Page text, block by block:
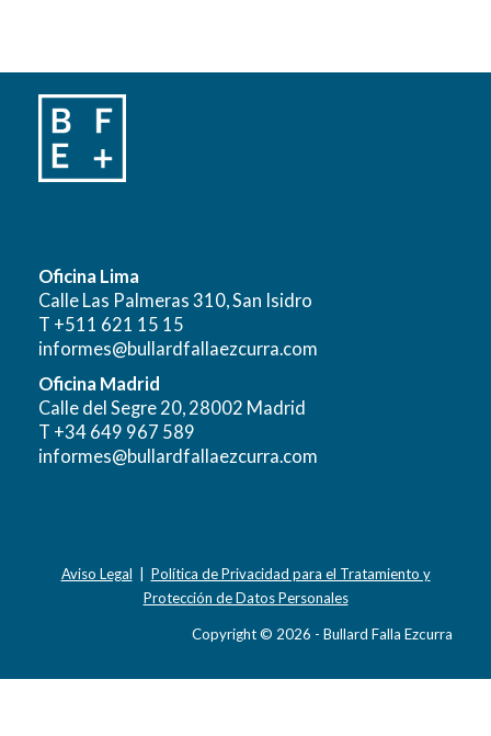
Oficina Lima
Calle Las Palmeras 310, San Isidro
T +511 621 15 15
informes@bullardfallaezcurra.com
Oficina Madrid
Calle del Segre 20, 28002 Madrid
T +34 649 967 589
informes@bullardfallaezcurra.com
Aviso Legal
Política de Privacidad para el Tratamiento y
Protección de Datos Personales
Copyright © 2026 - Bullard Falla Ezcurra